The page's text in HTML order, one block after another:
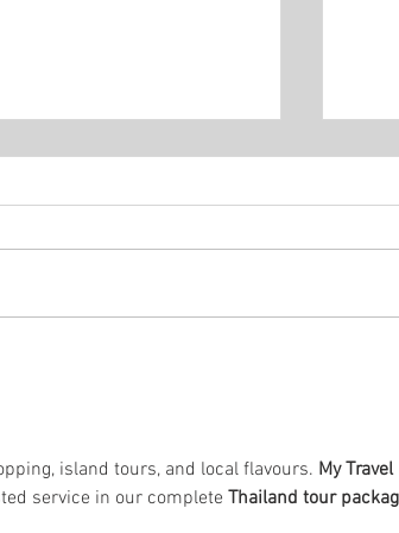
island tours, and local flavours. My Travel
service in our complete Thailand tour